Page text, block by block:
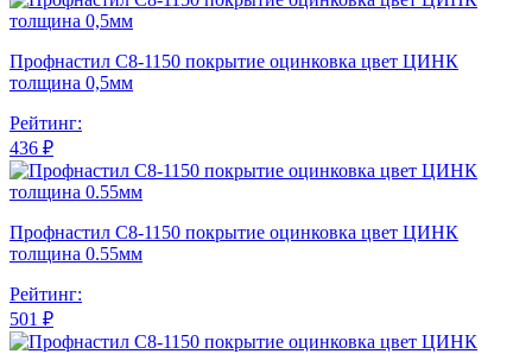
Профнастил С8-1150 покрытие оцинковка цвет ЦИНК
толщина 0,5мм
Рейтинг:
436 ₽
Профнастил С8-1150 покрытие оцинковка цвет ЦИНК
толщина 0.55мм
Рейтинг:
501 ₽